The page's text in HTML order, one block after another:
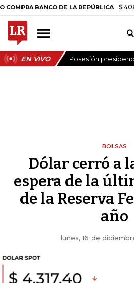
BANCO DE LA REPÚBLICA $ 408.498,97
EN VIVO Posesión
BOLSAS
Dólar cerró a
espera de la
de la Reserva
año
lunes, 16 de